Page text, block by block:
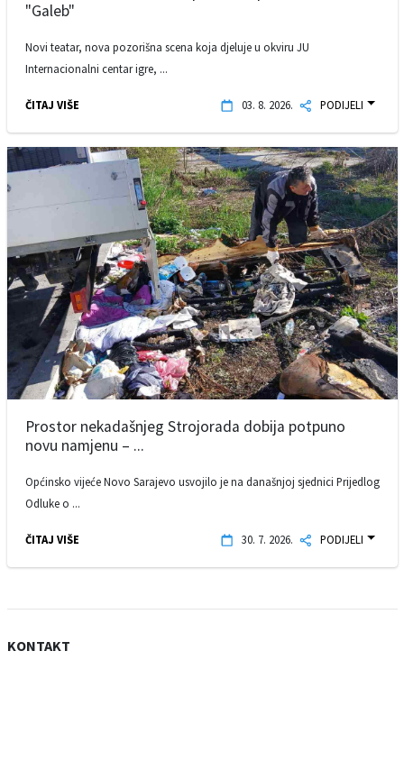
"Galeb"
Novi teatar, nova pozorišna scena koja djeluje u okviru JU
Internacionalni centar igre, ...
ČITAJ VIŠE 03. 8. 2026. PODIJELI
Prostor nekadašnjeg Strojorada dobija potpuno
novu namjenu – ...
Općinsko vijeće Novo Sarajevo usvojilo je na današnjoj sjednici Prijedlog
Odluke o ...
ČITAJ VIŠE 30. 7. 2026. PODIJELI
KONTAKT